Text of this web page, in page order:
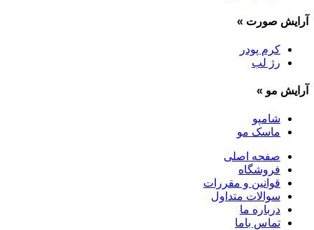
آرایش صورت »
کرم پودر
رژ لب
آرایش مو »
شامپو
ماسک مو
صفحه اصلی
فروشگاه
قوانین و مقررات
سوالات متداول
درباره ما
تماس باما